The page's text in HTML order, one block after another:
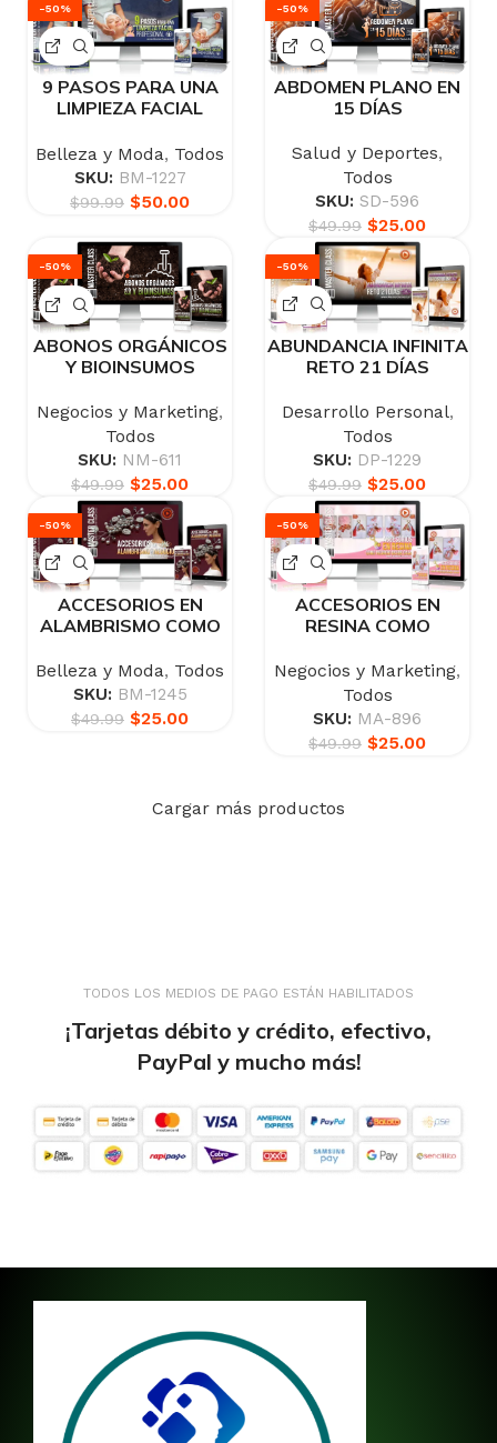
-50%
9 PASOS PARA UNA
LIMPIEZA FACIAL
Belleza y Moda, Todos
SKU: BM-1227
$99.99 $50.00
-50%
ABDOMEN PLANO EN
15 DÍAS
Salud y Deportes,
Todos
SKU: SD-596
$49.99 $25.00
-50%
ABONOS ORGÁNICOS
Y BIOINSUMOS
Negocios y Marketing,
Todos
SKU: NM-611
$49.99 $25.00
-50%
ABUNDANCIA INFINITA
RETO 21 DÍAS
Desarrollo Personal,
Todos
SKU: DP-1229
$49.99 $25.00
-50%
ACCESORIOS EN
ALAMBRISMO COMO
Belleza y Moda, Todos
SKU: BM-1245
$49.99 $25.00
-50%
ACCESORIOS EN
RESINA COMO
Negocios y Marketing,
Todos
SKU: MA-896
$49.99 $25.00
Cargar más productos
TODOS LOS MEDIOS DE PAGO ESTÁN HABILITADOS
¡Tarjetas débito y crédito, efectivo,
PayPal y mucho más!